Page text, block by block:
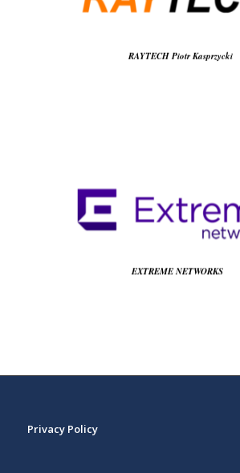
Ul. Wyżynna 8H, 30-617
Tel.: 12 26 80 109
RAYTECH Piotr Kasprzycki
EXTREME NETWORKS Ireland
Rineanna House Suites 8 & 9, V14 CA36
Tel.: +353 (0)61 472 022
e-mail:
EXTREME NETWORKS
Privacy Policy